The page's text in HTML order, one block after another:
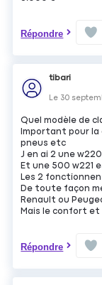
Répondre
tibari
Le 30
Quel modèle de
Important pour la
pneus etc
J en ai 2 une
Et une 500 w221
Les 2
De toute façon
Renault ou
Mais le confort et
Répondre